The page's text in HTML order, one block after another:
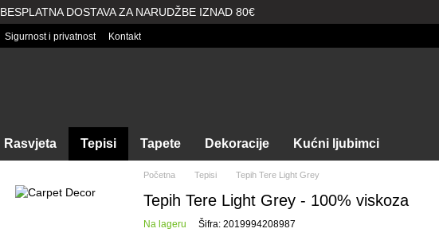
BESPLATNA DOSTAVA ZA NARUDŽBE IZNAD 80€
Sigurnost i privatnost Kontakt
Rasvjeta Tepisi Tapete Dekoracije Kućni ljubimci
Početna Tepisi Tepih Tere Light Grey
Tepih Tere Light Grey - 100% viskoza
Na lageru Šifra: 2019994208987